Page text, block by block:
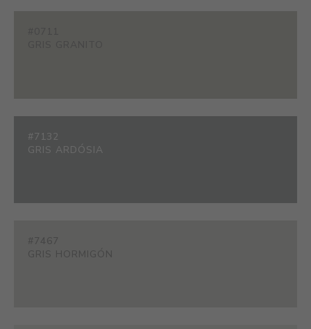
#7132
GRIS ARDÓSIA
#7467
GRIS HORMIGÓN